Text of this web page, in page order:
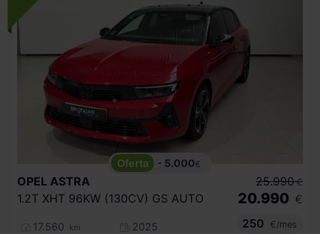
- 5.000€
OPEL ASTRA
1.2T XHT 96KW (130CV) GS AUTO
17.560 km
2025
25.990 €
20.990 €
250
€/mes